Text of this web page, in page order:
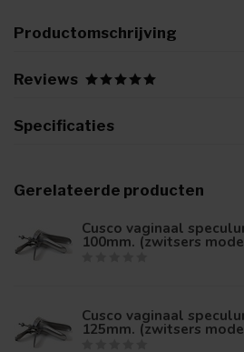
Productomschrijving
Reviews
Specificaties
Gerelateerde producten
Cusco vaginaal
100mm. (zwitsers
Cusco vaginaal
125mm. (zwitsers